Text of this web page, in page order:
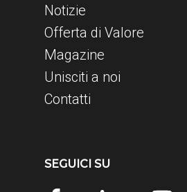
Notizie
Offerta di Valore
Magazine
Unisciti a noi
Contatti
SEGUICI SU